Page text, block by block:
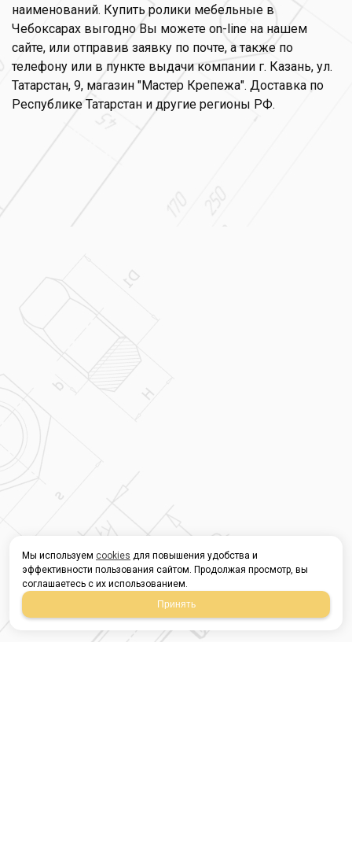
наименований. Купить ролики мебельные в
Чебоксарах выгодно Вы можете on-line на нашем
сайте, или отправив заявку по почте, а также по
телефону или в пункте выдачи компании г. Казань, ул.
Татарстан, 9, магазин "Мастер Крепежа". Доставка по
Республике Татарстан и другие регионы РФ.
Мы используем cookies для повышения удобства и
эффективности пользования сайтом. Продолжая просмотр, вы
соглашаетесь с их использованием.
Принять